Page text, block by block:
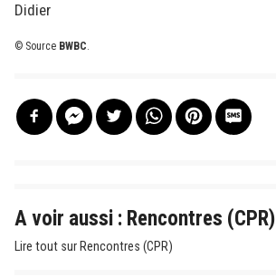
Didier
© Source BWBC.
A voir aussi : Rencontres (CPR)
Lire tout sur Rencontres (CPR)